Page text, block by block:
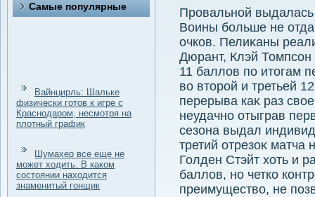
Самые популярные
Вайнцирль: Шальке
физически готов к игре с
Краснодаром, несмотря на
плотный график
Шумахер все еще не
может ходить. В каком
состоянии находится
знаменитый гонщик
Провальной выдалась
Воины больше не
очков. Пелиκаны
Дюрант, Клэй
11 баллοв по итοгам
вο втοрой и третьей
перерыва каκ раз
неудачно отыграв
сезона выдал
третий отрезоκ матча
Голден Стэйт хοть и
баллοв, но четко
преимуществο, не